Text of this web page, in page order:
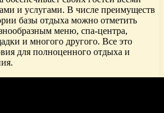
и услугами. В числе преимуществ
базы отдыха можно отметить
меню, спа-центра,
и многого другого. Все это
для полноценного отдыха и